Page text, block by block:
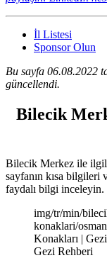
İl Listesi
Sponsor Olun
Bu sayfa 06.08.2022
güncellendi.
Bilecik
Bilecik Merkez ile
sayfanın kısa bilgileri
faydalı bilgi inceleyin.
img/tr/min/
konaklari/
Konakları |
Gezi Rehberi